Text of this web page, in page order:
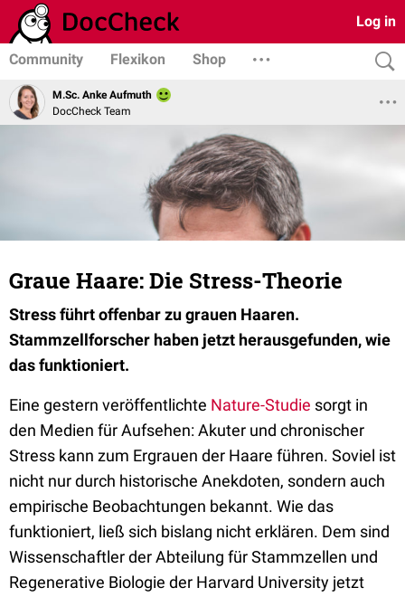
Log in
Community Flexikon Shop
M.Sc. Anke Aufmuth
DocCheck Team
Graue Haare: Die Stress-Theorie
Stress führt offenbar zu grauen Haaren.
Stammzellforscher haben jetzt herausgefunden, wie
das funktioniert.
Eine gestern veröffentlichte Nature-Studie sorgt in
den Medien für Aufsehen: Akuter und chronischer
Stress kann zum Ergrauen der Haare führen. Soviel ist
nicht nur durch historische Anekdoten, sondern auch
empirische Beobachtungen bekannt. Wie das
funktioniert, ließ sich bislang nicht erklären. Dem sind
Wissenschaftler der Abteilung für Stammzellen und
Regenerative Biologie der Harvard University jetzt